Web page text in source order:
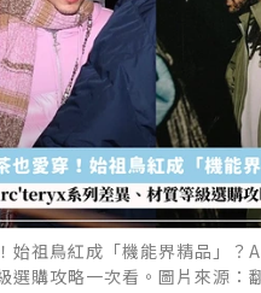
始祖鳥紅成「機能界精品」
選購攻略一次看。圖片來源：